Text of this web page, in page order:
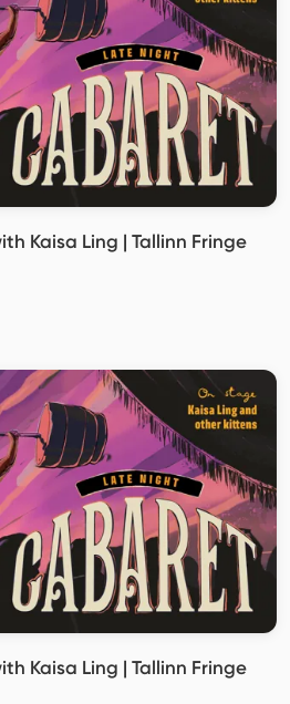
Kaisa Ling | Tallinn Fringe
Kaisa Ling | Tallinn Fringe